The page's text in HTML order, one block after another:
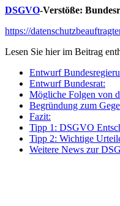
DSGVO-Verstöße:
https://
Lesen Sie hier im Beitrag
Entwurf
Entwurf Bundesrat:
Mögliche Folgen von
Begründung zum
Fazit:
Tipp 1: DSGVO
Tipp 2: Wichtige
Weitere News zur